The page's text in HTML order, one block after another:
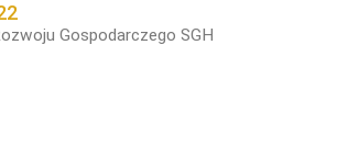
Gospodarczego SGH